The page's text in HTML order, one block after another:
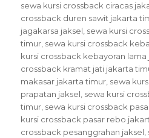
sewa kursi crossback ciracas
crossback duren sawit jakarta
jagakarsa jaksel, sewa kursi
timur, sewa kursi crossback
kursi crossback kebayoran lama
crossback kramat jati jakarta
makasar jakarta timur, sewa
prapatan jaksel, sewa kursi
timur, sewa kursi crossback
kursi crossback pasar rebo
crossback pesanggrahan jaksel,